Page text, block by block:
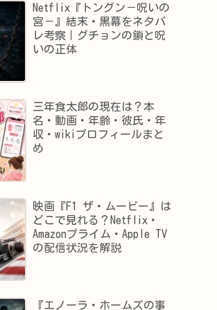
Netflix『トングン－呪いの
宮－』結末・黒幕をネタバ
レ考察｜グチョンの鎖と呪
いの正体
三年食太郎の現在は？本
名・動画・年齢・彼氏・年
収・wikiプロフィールまと
め
映画『F1 ザ・ムービー』は
どこで見れる？Netflix・
Amazonプライム・Apple TV
の配信状況を解説
『エノーラ・ホームズの事